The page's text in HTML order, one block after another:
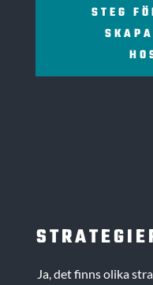
STEG
Ja, det finns olika